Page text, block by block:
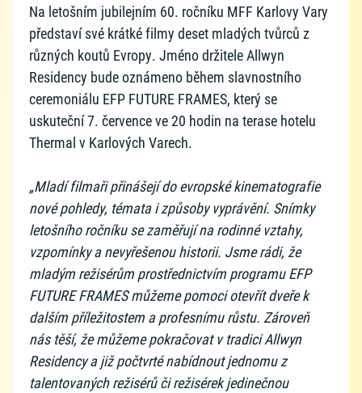
Na letošním jubilejním 60. ročníku MFF Karlovy Vary
představí své krátké filmy deset mladých tvůrců z
různých koutů Evropy. Jméno držitele Allwyn
Residency bude oznámeno během slavnostního
ceremoniálu EFP FUTURE FRAMES, který se
uskuteční 7. července ve 20 hodin na terase hotelu
Thermal v Karlových Varech.
„Mladí filmaři přinášejí do evropské kinematografie
nové pohledy, témata i způsoby vyprávění. Snímky
letošního ročníku se zaměřují na rodinné vztahy,
vzpomínky a nevyřešenou historii. Jsme rádi, že
mladým režisérům prostřednictvím programu EFP
FUTURE FRAMES můžeme pomoci otevřít dveře k
dalším příležitostem a profesnímu růstu. Zároveň
nás těší, že můžeme pokračovat v tradici Allwyn
Residency a již počtvrté nabídnout jednomu z
talentovaných režisérů či režisérek jedinečnou